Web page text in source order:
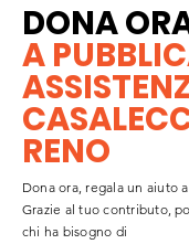
DONA
A
RENO
Dona ora, regala un aiuto
Grazie al tuo contributo,
chi ha bisogno di